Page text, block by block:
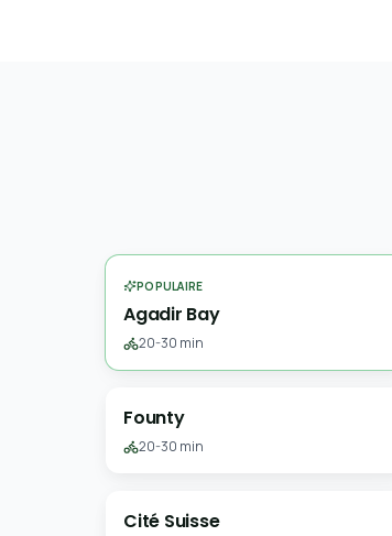
POPULAIRE
Agadir Bay
20-30 min
Founty
20-30 min
Cité Suisse